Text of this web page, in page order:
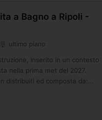
a Bagno a Ripoli -
ultimo piano
inserito in un contesto
nella prima met del 2027.
distribuiti ed composta da:...